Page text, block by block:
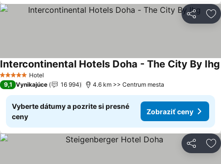
Zdieľať
5 Počet hviezdičiek
Hotel
Intercontinental Hotels Doha - The City By Ihg
9,1 Vynikajúce 16 994 4.6 km >> Centrum mesta
Vyberte dátumy a pozrite si presné
ceny
Zobraziť ceny
Zdieľať